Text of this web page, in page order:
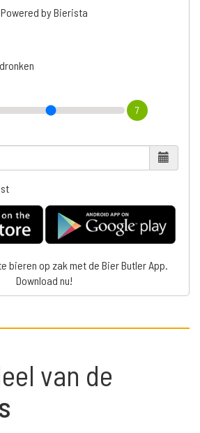
Powered by Bierista
7
bieren op zak met de Bier Butler App.
Download nu!
van de